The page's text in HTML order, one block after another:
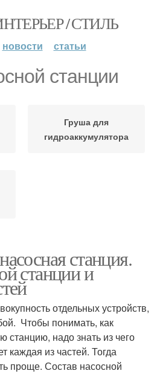
/ СТИЛЬ
новости статьи
станции
Груша для
гидроаккумулятора
станция.
станции и
отдельных устройств,
Чтобы понимать, как
станцию, надо знать из чего
каждая из частей. Тогда
проще. Состав насосной